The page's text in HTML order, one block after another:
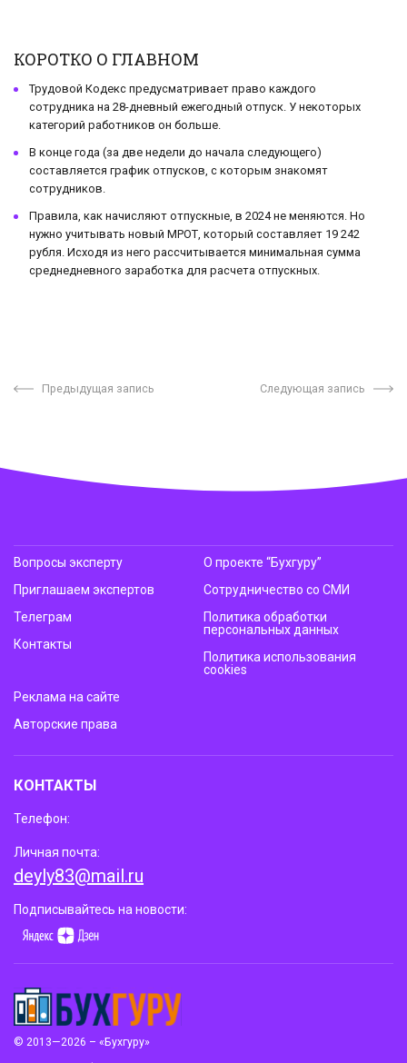
КОРОТКО О ГЛАВНОМ
Трудовой Кодекс предусматривает право каждого
сотрудника на 28-дневный ежегодный отпуск. У некоторых
категорий работников он больше.
В конце года (за две недели до начала следующего)
составляется график отпусков, с которым знакомят
сотрудников.
Правила, как начисляют отпускные, в 2024 не меняются. Но
нужно учитывать новый МРОТ, который составляет 19 242
рубля. Исходя из него рассчитывается минимальная сумма
среднедневного заработка для расчета отпускных.
Предыдущая запись Следующая запись
© 2013—2026 – «Бухгуру»
Вопросы эксперту
Приглашаем экспертов
Телеграм
Контакты
О проекте “Бухгуру”
Сотрудничество со СМИ
Политика обработки
персональных данных
Политика использования
cookies
Реклама на сайте
Авторские права
КОНТАКТЫ
Телефон:
Личная почта:
deyly83@mail.ru
Подписывайтесь на новости: